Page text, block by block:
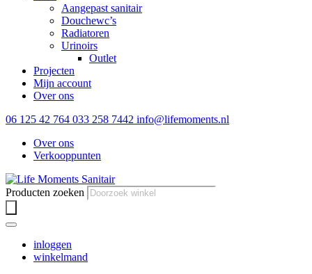
Aangepast sanitair
Douchewc’s
Radiatoren
Urinoirs
Outlet
Projecten
Mijn account
Over ons
06 125 42 764 033 258 7442 info@lifemoments.nl
Over ons
Verkooppunten
Producten zoeken
inloggen
winkelmand